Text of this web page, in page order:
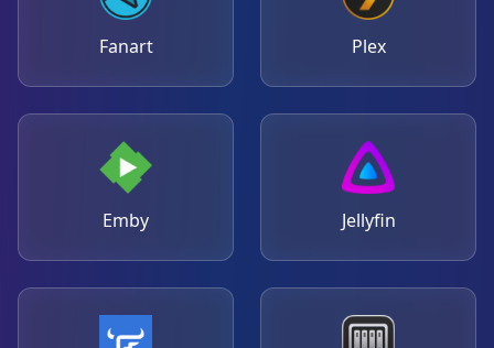
Fanart Plex
Emby Jellyfin